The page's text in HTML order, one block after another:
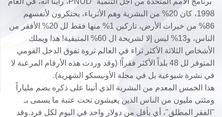
1998، كان 20% من البشرية وهم الأثرياء، يحتكرون لأنفسهم
86% من خيرات الأرض، تاركين 1% منها فقط لل 20% الأفقر من
الناس، و13% ليس إلا لشريحة ال 60% المتبقية! هذا ويملك
الأشخاص الثلاثة الأكثر ثراء في العالم ثروة تفوق الدخل القومي
المتوفر لل 48 بلداً الأكثر فقراً! (وقد وردت هذه الأرقام المرعبة لا
في نشرة شيوعية بل في مجلة الأونيسكو الشهرية).
هذا الخمس المعدم من البشرية الذي أتينا على ذكره يضم ملياراً
ومئتي مليون من الناس الذين يعيشون تحت عتبة ما يسمى بـ
"الفقر المطلق"، أي بأقل من دولار واحد في اليوم لكل فرد.وقد